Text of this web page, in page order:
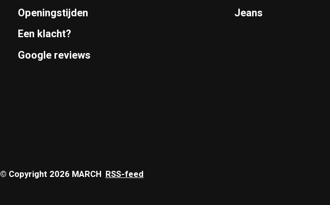
Openingstijden
Een klacht?
Google reviews
Jeans
© Copyright 2026 MARCH RSS-feed